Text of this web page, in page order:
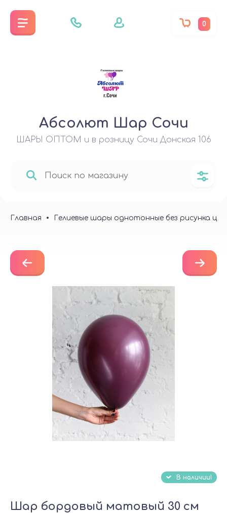
Абсолют Шар Сочи
ШАРЫ ОПТОМ и в розницу Сочи Донская 106
0
Главная Гелиевые шары однотонные без рисунка
В наличии!
Шар бордовый матовый 30 см